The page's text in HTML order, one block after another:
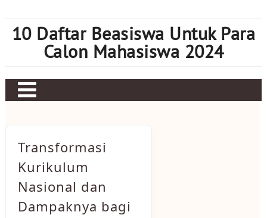
content
10 Daftar Beasiswa Untuk Para
Calon Mahasiswa 2024
Judi bola
Mahjong Ways 2
Slot Kamboja
Transformasi
Kurikulum
Nasional dan
Dampaknya bagi